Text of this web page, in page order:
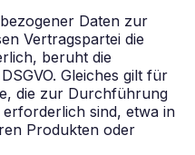
Daten zur
Vertragspartei die
beruht die
Gleiches gilt für
die zur Durchführung
sind, etwa in
Produkten oder